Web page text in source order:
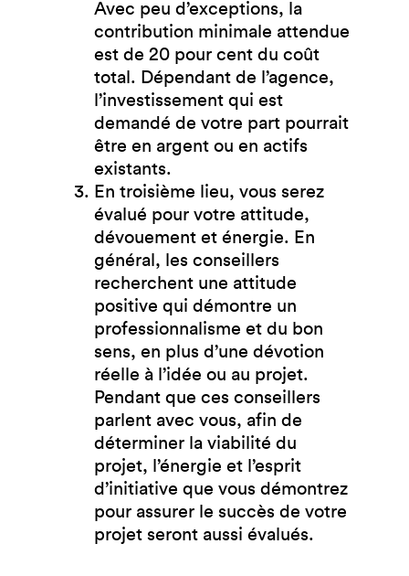
Avec peu d’exceptions, la
contribution minimale attendue
est de 20 pour cent du coût
total. Dépendant de l’agence,
l’investissement qui est
demandé de votre part pourrait
être en argent ou en actifs
existants.
En troisième lieu, vous serez
évalué pour votre attitude,
dévouement et énergie. En
général, les conseillers
recherchent une attitude
positive qui démontre un
professionnalisme et du bon
sens, en plus d’une dévotion
réelle à l’idée ou au projet.
Pendant que ces conseillers
parlent avec vous, afin de
déterminer la viabilité du
projet, l’énergie et l’esprit
d’initiative que vous démontrez
pour assurer le succès de votre
projet seront aussi évalués.